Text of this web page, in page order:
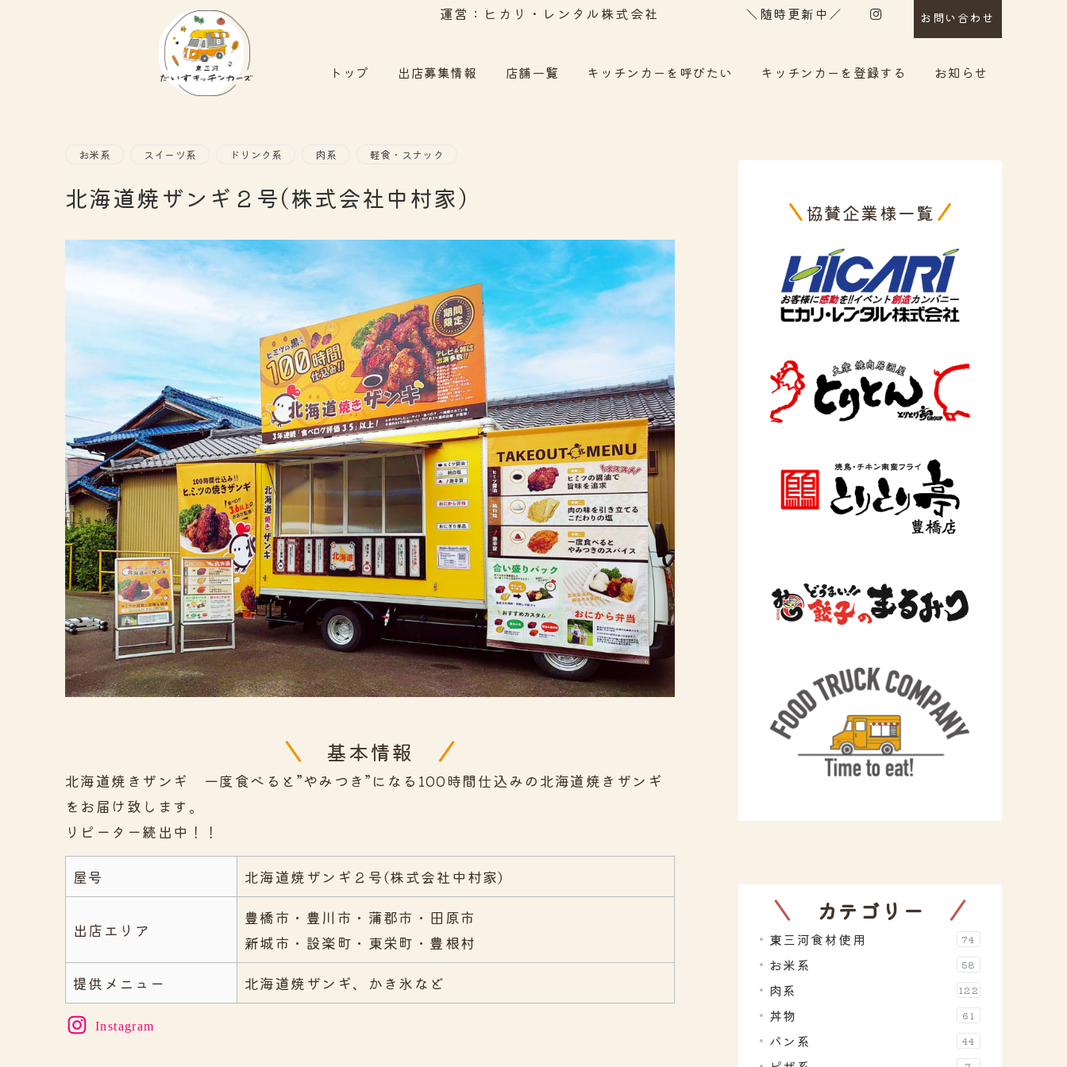
お問い合わせ
運営：ヒカリ・レンタル株式会社 ＼随時更新中／
トップ 出店募集情報 店舗一覧 キッチンカーを呼びたい キッチンカーを登録する お知らせ
お米系 スイーツ系 ドリンク系 肉系 軽食・スナック
北海道焼ザンギ２号(株式会社中村家)
基本情報
北海道焼きザンギ 一度食べると”やみつき”になる100時間仕込みの北海道焼きザンギ
をお届け致します。
リピーター続出中！！
屋号 北海道焼ザンギ２号(株式会社中村家)
出店エリア
豊橋市・豊川市・蒲郡市・田原市
新城市・設楽町・東栄町・豊根村
提供メニュー
北海道焼ザンギ、かき氷など
Instagram
協賛企業様一覧
カテゴリー
東三河食材使用 74
お米系 58
肉系 122
丼物 61
パン系 44